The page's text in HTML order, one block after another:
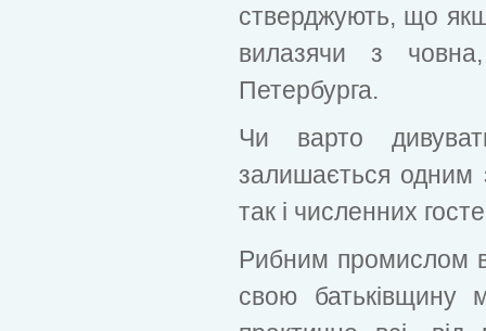
стверджують, що
вилазячи з
Петербурга.
Чи варто
залишається одним
так і численних
Рибним промислом
свою батьківщину